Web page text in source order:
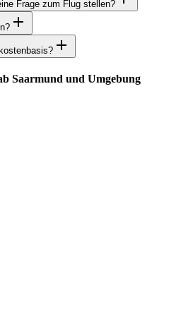
Frage zum Flug stellen?
Saarmund und Umgebung